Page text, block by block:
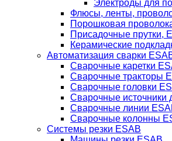
Электроды для
Флюсы, ленты,
Порошковая
Присадочные прутки,
Керамические
Автоматизация сварки
Сварочные каретки
Сварочные тракторы
Сварочные головки
Сварочные источники
Сварочные линии
Сварочные колонны
Системы резки ESAB